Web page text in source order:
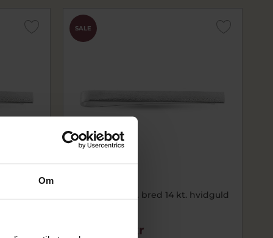
Om
SALE
Slipsenål 5 mm. bred 14 kt. hvidguld
16.732,00 kr